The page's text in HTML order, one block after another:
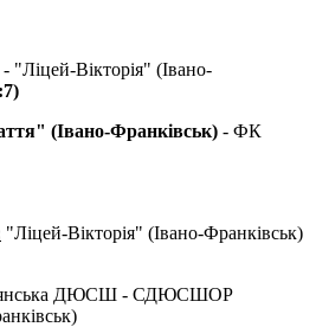
- "Ліцей-Вікторія" (Івано-
(Івано-Франківськ) - ФК
"Ліцей-Вікторія" (Івано-Франківськ)
ДЮСШ - СДЮСШОР